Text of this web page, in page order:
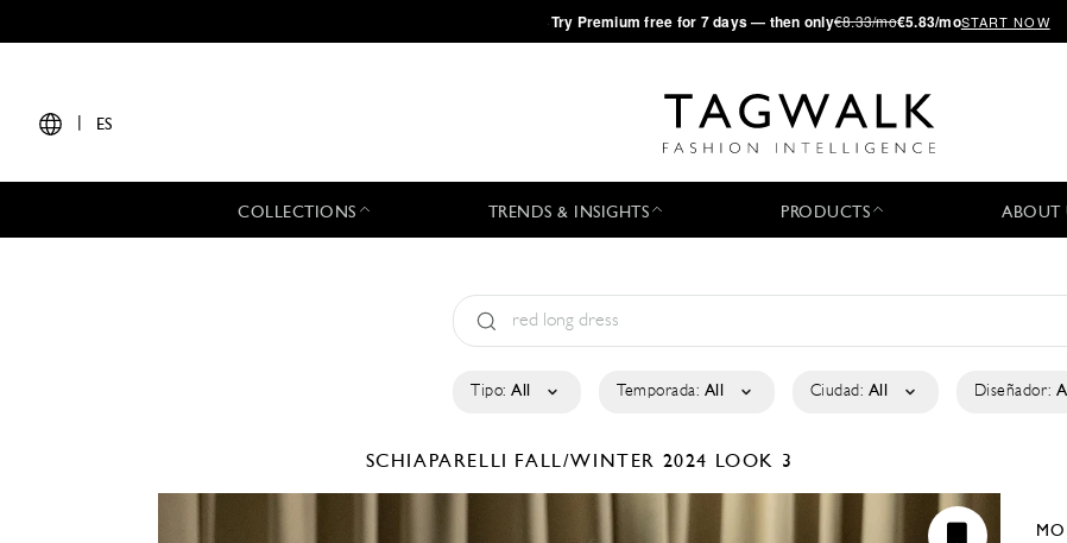
·Try Premium free for 7 days — then only€8.33/mo€5.83/moSTART NOW
ES
COLLECTIONS TRENDS & INSIGHTS PRODUCTS ABOUT
Tipo: All Temporada: All Ciudad: All Diseñador:
SCHIAPARELLI FALL/WINTER 2024 LOOK 3